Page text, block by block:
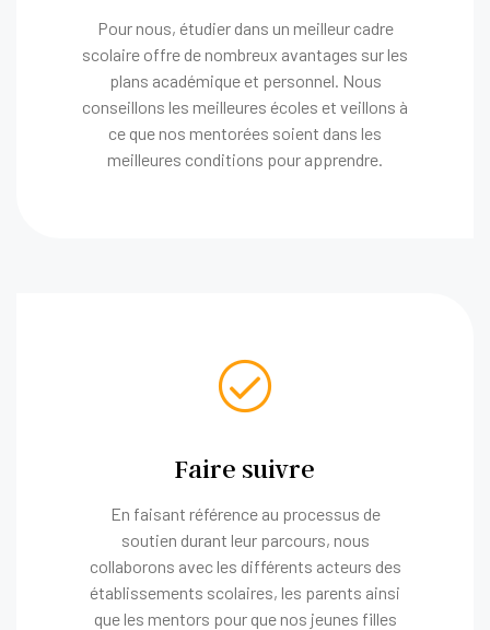
Pour nous, étudier dans un meilleur cadre
scolaire offre de nombreux avantages sur les
plans académique et personnel. Nous
conseillons les meilleures écoles et veillons à
ce que nos mentorées soient dans les
meilleures conditions pour apprendre.
Faire suivre
En faisant référence au processus de
soutien durant leur parcours, nous
collaborons avec les différents acteurs des
établissements scolaires, les parents ainsi
que les mentors pour que nos jeunes filles